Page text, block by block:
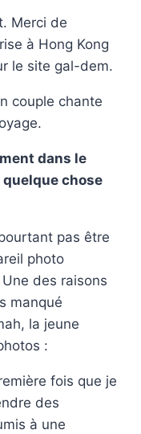
Merci de
à Hong Kong
le site gal-dem.
couple chante
dans le
chose
pas être
photo
des raisons
manqué
la jeune
:
fois que je
des
à une